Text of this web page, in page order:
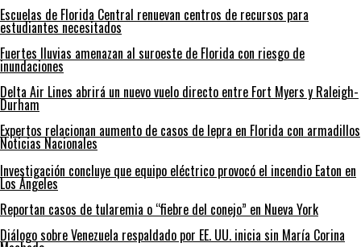
Escuelas de Florida Central renuevan centros de recursos para
estudiantes necesitados
Fuertes lluvias amenazan al suroeste de Florida con riesgo de
inundaciones
Delta Air Lines abrirá un nuevo vuelo directo entre Fort Myers y Raleigh-
Durham
Expertos relacionan aumento de casos de lepra en Florida con armadillos
Noticias Nacionales
Investigación concluye que equipo eléctrico provocó el incendio Eaton en
Los Ángeles
Reportan casos de tularemia o “fiebre del conejo” en Nueva York
Diálogo sobre Venezuela respaldado por EE. UU. inicia sin María Corina